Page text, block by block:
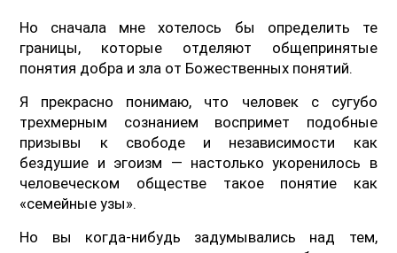
Но сначала мне хотелось бы определить те
границы, которые отделяют общепринятые
понятия добра и зла от Божественных понятий.
Я прекрасно понимаю, что человек с сугубо
трехмерным сознанием воспримет подобные
призывы к свободе и независимости как
бездушие и эгоизм — настолько укоренилось в
человеческом обществе такое понятие как
«семейные узы».
Но вы когда-нибудь задумывались над тем,